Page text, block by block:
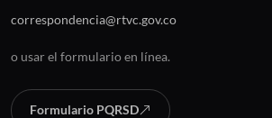
correspondencia@rtvc.gov.co
o usar el formulario en línea.
Formulario PQRSD